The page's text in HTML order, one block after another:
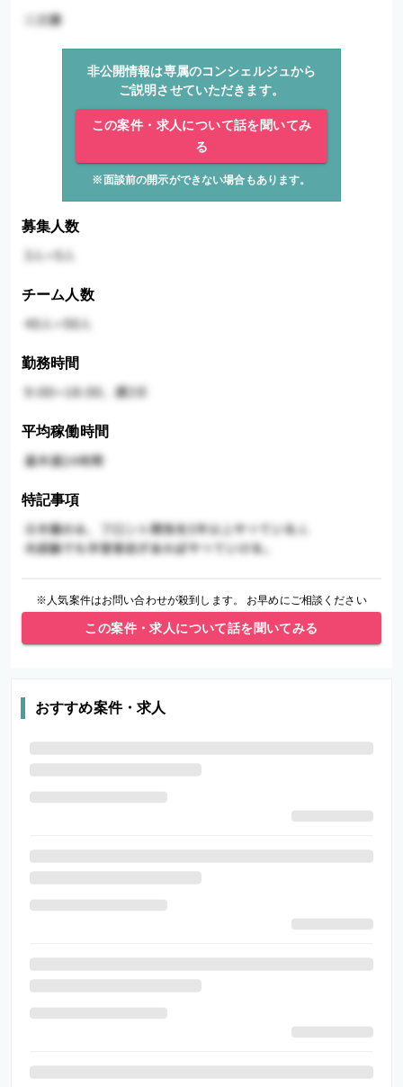
非公開情報は専属のコンシェルジュから
ご説明させていただきます。
この案件・求人について話を聞いてみ
る
※面談前の開示ができない場合もあります。
募集人数
チーム人数
勤務時間
平均稼働時間
特記事項
※人気案件はお問い合わせが殺到します。 お早めにご相談ください
この案件・求人について話を聞いてみる
おすすめ案件・求人